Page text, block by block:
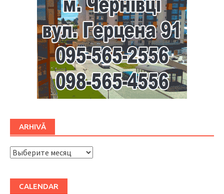
ARHIVĂ
ARHIVĂ
CALENDAR